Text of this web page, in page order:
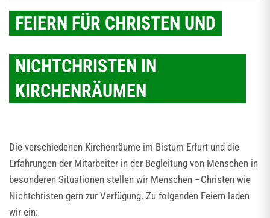
FEIERN FÜR CHRISTEN UND
NICHTCHRISTEN IN
KIRCHENRÄUMEN
Die verschiedenen Kirchenräume im Bistum Erfurt und die
Erfahrungen der Mitarbeiter in der Begleitung von Menschen in
besonderen Situationen stellen wir Menschen –Christen wie
Nichtchristen gern zur Verfügung. Zu folgenden Feiern laden
wir ein: